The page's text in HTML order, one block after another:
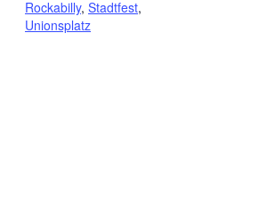
Rockabilly, Stadtfest,
Unionsplatz